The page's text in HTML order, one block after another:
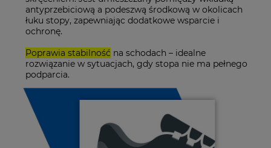
antyprzebiciową a podeszwą środkową w okolicach
łuku stopy, zapewniając dodatkowe wsparcie i
ochronę.
Poprawia stabilność na schodach – idealne
rozwiązanie w sytuacjach, gdy stopa nie ma pełnego
podparcia.